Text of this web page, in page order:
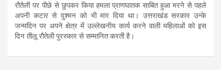
रौतेली पर पीछे से छुपकर किया हमला प्राणघातक साबित हुआ मरने से पहले
अपनी कटार से दुश्मन को भी मार दिया था। उत्तराखंड सरकार उन्के
जन्मदिन पर अपने क्षेत्र में उल्लेखनीय कार्य करने वाली महिलाओं को इस
दिन तीलू रौतेली पुरस्कार से सम्मानित करती है।